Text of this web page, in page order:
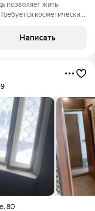
позволяет жить
косметический
2010 года постройки.
Написать
9
,80